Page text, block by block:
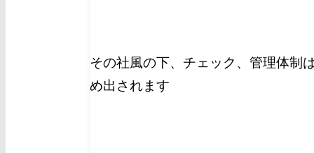
その社風の下、チェック、管理体制
め出されます